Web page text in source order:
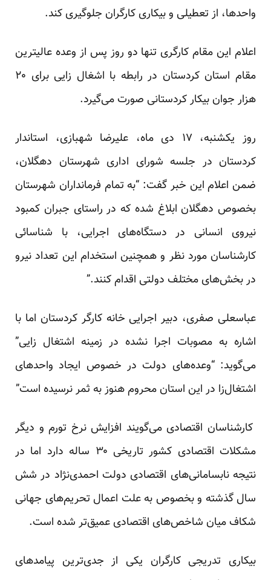
واحد‌ها، از تعطیلی و بیکاری کارگران جلوگیری کند.
اعلام این مقام کارگری تنها دو روز پس از وعده عالیترین
مقام استان کردستان در رابطه با اشغال زایی برای ۲۰
هزار جوان بیکار کردستانی صورت می‌گیرد.
روز یکشنبه، ۱۷ دی ماه، علیرضا شهبازی، استاندار
کردستان در جلسه شورای اداری شهرستان دهگلان،
ضمن اعلام این خبر گفت: “به تمام فرمانداران شهرستان
بخصوص دهگلان ابلاغ شده که در راستای جبران کمبود
نیروی انسانی در دستگاه‌های اجرایی، با شناسائی
کار‌شناسان مورد نظر و همچنین استخدام این تعداد نیرو
در بخش‌های مختلف دولتی اقدام کنند.”
عباسعلی صفری، دبیر اجرایی خانه کارگر کردستان اما با
اشاره به مصوبات اجرا نشده در زمینه اشتغال زایی”
می‌گوید: “وعده‌های دولت در خصوص ایجاد واحد‌های
اشتغال‌زا در این استان محروم هنوز به ثمر نرسیده است”
کار‌شناسان اقتصادی می‌گویند افزایش نرخ تورم و دیگر
مشکلات اقتصادی کشور تاریخی ۳۰ ساله دارد اما در
نتیجه نا‌بسامانی‌های اقتصادی دولت احمدی‌نژاد در شش
سال گذشته و بخصوص به علت اعمال تحریم‌های جهانی
شکاف میان شاخص‌های اقتصادی عمیق‌تر شده است.
بیکاری تدریجی کارگران یکی از جدی‌ترین پیامدهای